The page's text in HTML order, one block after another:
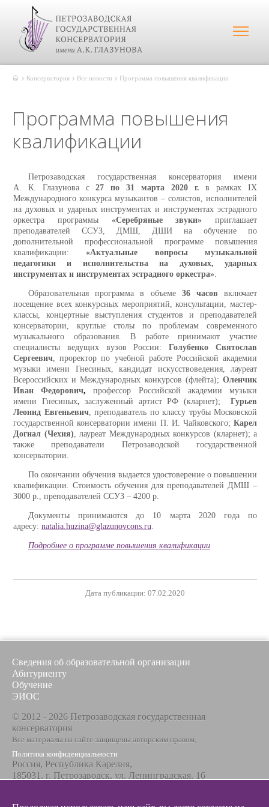
Консерватория Все новости Программа повышения квалификации
Программа повышения
квалификации
Петрозаводская государственная консерватория имени
А. К. Глазунова с27 по 31 марта 2020 г. в рамках IX
Международного конкурса музыкантов – солистов, исполнителей
на духовых и ударных инструментах и инструментах эстрадного
оркестра программы «Серебряные звуки» приглашает
преподавателей ССУЗ, ДМШ, ДШИ на обучение по
дополнительной профессиональной программе повышения
квалификации:«Актуальные вопросы музыкальной
педагогики и исполнительства на духовых, ударных
инструментах и инструментах эстрадного оркестра».
Образовательная программа в объеме 36 часов включает
посещение всех конкурсных мероприятий, консультации, мастер-
классы, концертные выступления студентов и преподавателей
консерватории, круглые столы по проблемам современного
музыкального образования. В работе принимают участие
специалисты ведущих вузов России:Голубенко Святослав
Сергеевич, проректор по учебной работе Российской академии
музыки имени Гнесиных, кандидат искусствоведения, лауреат
Всероссийских и Международных конкурсов (флейта); Оленчик
Иван Федорович,профессор Российской академии музыки
имени Гнесиных,заслуженный артист РФ (кларнет); Гурьев
Леонид Евгеньевич, преподаватель по классу трубы Московской
государственной консерватории имени П. И. Чайковского; Карел
Догнал (Чехия), лауреат Международных конкурсов (кларнет); а
также преподаватели Петрозаводской государственной
консерватории.
По окончании обучения выдается удостоверение о повышении
квалификации. Стоимость обучения для преподавателей ДМШ –
3000 р., преподавателей ССУЗ – 4200 р.
Документы принимаются до 10 марта 2020 года по
адресу: natalia.huzina@glazunovcons.ru.
Подробнее о программе повышения квалификации
Дата публикации: 07.02.2020
Сведения об образовательной организации
Абитуриенту
Обучение
ЭИОС
© 2012 - 2026 Петрозаводская государственная
консерватория
Все материалы на сайте защищены авторским правом,
Политика конфиденциальности
Россия, Республика Карелия,
185031, г. Петрозаводск, ул. Ленинградская, 16
+7 8142 67-23-67